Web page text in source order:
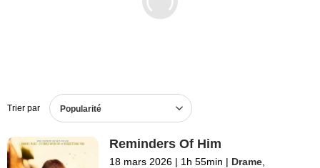
Trier par Popularité
Reminders Of Him
18 mars 2026 | 1h 55min | Drame